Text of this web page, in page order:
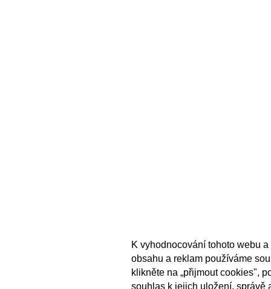
K vyhodnocování tohoto webu
obsahu a reklam používáme
klikněte na „přijmout cookies",
souhlas k jejich uložení, správě